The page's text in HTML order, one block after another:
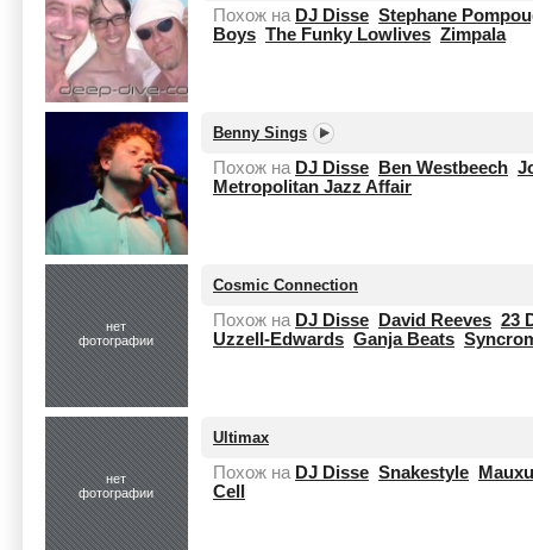
Похож на DJ Disse Stephane
Boys The Funky Lowlives Zimpala
Benny Sings
Похож на DJ Disse Ben Westbeech
Metropolitan Jazz Affair
нет
фотографии
Cosmic Connection
Похож на DJ Disse David Reeves 23
Uzzell-Edwards Ganja Beats
нет
фотографии
Ultimax
Похож на DJ Disse Snakestyle
Cell